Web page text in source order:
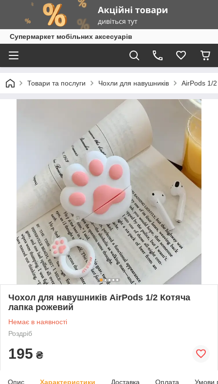
Супермаркет мобільних аксесуарів
Товари та послуги Чохли для навушників AirPods 1/2
Чохол для навушників AirPods 1/2 Котяча
лапка рожевий
Немає в наявності
Роздріб
195 ₴
Опис Характеристики Доставка Оплата Умови